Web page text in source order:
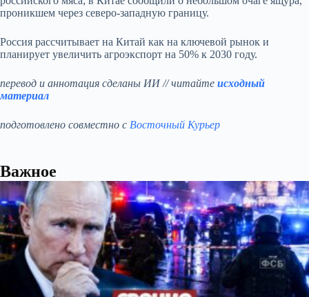
проникшем через северо‑западную границу.
Россия рассчитывает на Китай как на ключевой рынок и
планирует увеличить агроэкспорт на 50% к 2030 году.
перевод и аннотация сделаны ИИ // читайте исходный
материал
подготовлено совместно с Восточный Курьер
Важное